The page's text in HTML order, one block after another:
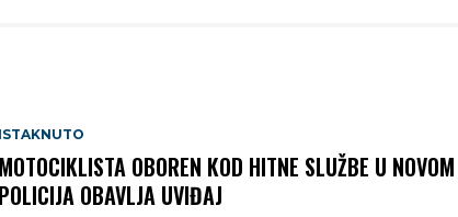
ISTAKNUTO
MOTOCIKLISTA OBOREN KOD HITNE SLUŽBE U
POLICIJA OBAVLJA UVIĐAJ